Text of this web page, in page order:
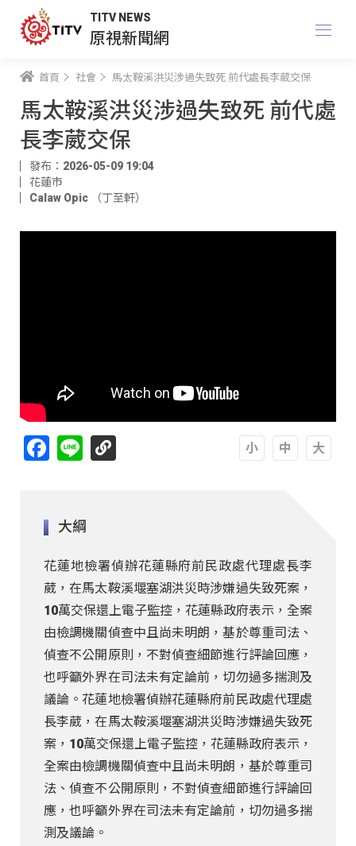
TITV NEWS
原視新聞網
首頁 社會 馬太鞍溪洪災涉過失致死 前代處長李葳交保
馬太鞍溪洪災涉過失致死 前代處
長李葳交保
發布：2026-05-09 19:04
花蓮市
Calaw Opic （丁至軒）
Facebook
Line
大綱
花蓮地檢署偵辦花蓮縣府前民政處代理處長李
葳，在馬太鞍溪堰塞湖洪災時涉嫌過失致死案，
10萬交保還上電子監控，花蓮縣政府表示，全案
由檢調機關偵查中且尚未明朗，基於尊重司法、
偵查不公開原則，不對偵查細節進行評論回應，
也呼籲外界在司法未有定論前，切勿過多揣測及
議論。花蓮地檢署偵辦花蓮縣府前民政處代理處
長李葳，在馬太鞍溪堰塞湖洪災時涉嫌過失致死
案，10萬交保還上電子監控，花蓮縣政府表示，
全案由檢調機關偵查中且尚未明朗，基於尊重司
法、偵查不公開原則，不對偵查細節進行評論回
應，也呼籲外界在司法未有定論前，切勿過多揣
測及議論。